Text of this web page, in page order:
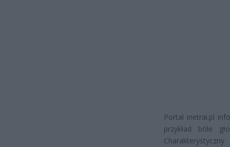
Portal inetrai.pl
przykład bóle